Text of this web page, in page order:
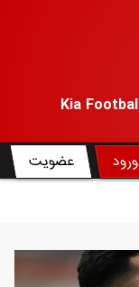
ورود
عضویت